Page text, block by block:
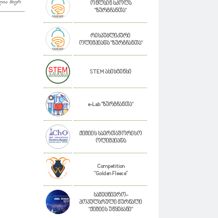
მიერ
ონლაინ სკოლა
"ზურგჩანთა"
რესპუბლიკური
ოლიმპიადა "ზურგჩანთა"
STEM ასისტენსი
e-Lab "ზურგჩანთა"
ქიმიის საერთაშორისო
ოლიმპიადა
Competition
"Golden Fleece"
სამეცნიერო-
პოპულარული ჟურნალი
"ქიმიის უწყებანი"